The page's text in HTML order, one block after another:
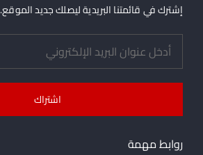
إشترك في قائمتنا البريدية ليصلك جديد الموقع.
روابط مهمة